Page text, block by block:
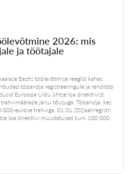
2026: mis
ja töötajale
Eestis töölevõtmise reeglid kahes
tööandja registreeringule ja renditöö
Euroopa Liidu ühtse loa direktiivist
järsu tõusuga. Tööandja, kes
eurose trahviga. 01.01.2026äriregistri
loa direktiivi muudatused kuni 100 000